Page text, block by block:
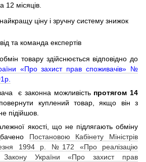
12 місяців.
ціну і зручну систему знижок
та команда експертів
товару здійснюється відповідно до
«Про захист прав споживачів» №
є законна можливість протягом 14
куплений товар, якщо він з
підійшов.
якості, що не підлягають обміну
Постановою Кабінету Міністрів
1994 р. №172 «Про реалізацію
України «Про захист прав